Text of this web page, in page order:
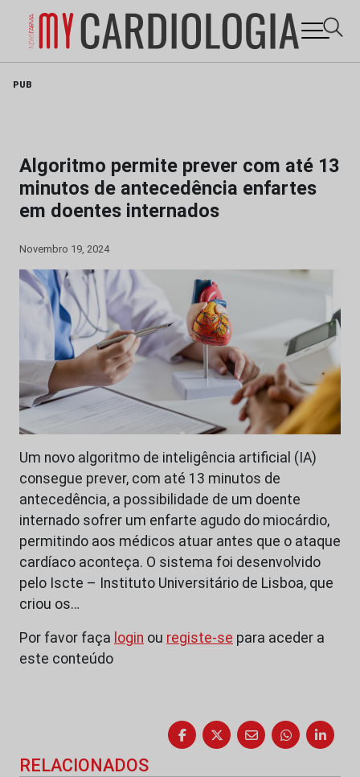
PUB
Algoritmo permite prever com até 13
minutos de antecedência enfartes
em doentes internados
Novembro 19, 2024
Um novo algoritmo de inteligência artificial (IA)
consegue prever, com até 13 minutos de
antecedência, a possibilidade de um doente
internado sofrer um enfarte agudo do miocárdio,
permitindo aos médicos atuar antes que o ataque
cardíaco aconteça. O sistema foi desenvolvido
pelo Iscte – Instituto Universitário de Lisboa, que
criou os…
Por favor faça login ou registe-se para aceder a
este conteúdo
RELACIONADOS